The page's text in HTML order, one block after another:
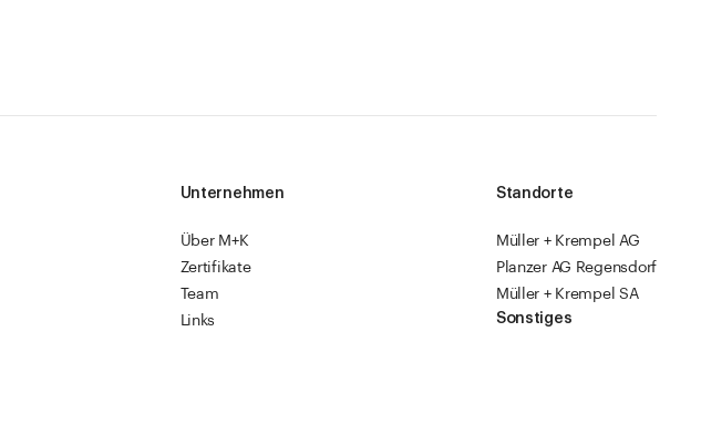
Unternehmen
Über M+K
Zertifikate
Team
Links
Standorte
Müller + Krempel AG
Planzer AG Regensdorf
Müller + Krempel SA
Sonstiges